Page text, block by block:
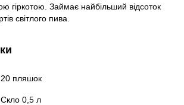
гіркотою. Займає найбільший відсоток
світлого пива.
20 пляшок
Скло 0,5 л